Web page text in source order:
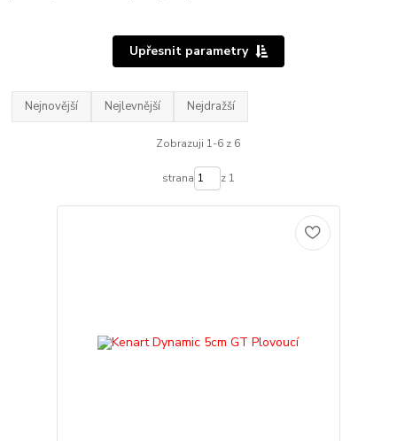
Upřesnit parametry
Nejnovější Nejlevnější Nejdražší
Zobrazuji 1-6 z 6
strana z 1